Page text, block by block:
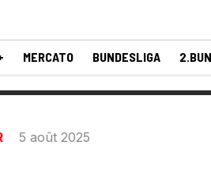
MERCATO BUNDESLIGA
5 août 2025